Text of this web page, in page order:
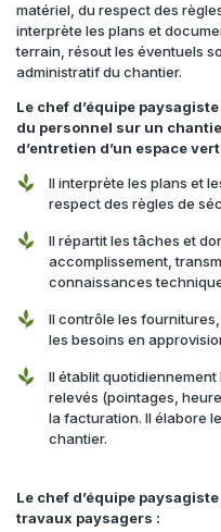
matériel, du respect des
interprète les plans et
terrain, résout les éventuels
administratif du chantier.
Le chef d’équipe
du personnel sur un
d’entretien d’un espace vert
Il interprète les plans et
respect des règles de
Il répartit les tâches et
accomplissement,
connaissances
Il contrôle les
les besoins en
Il établit
relevés (pointages,
la facturation. Il élabore
chantier.
Le chef d’équipe
travaux paysagers :